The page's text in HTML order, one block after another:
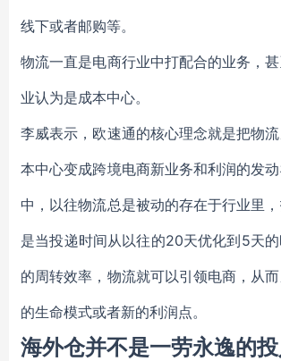
线下或者邮购等。
物流一直是电商行业中打配合的业务，
业认为是成本中心。
李威表示，欧速通的核心理念就是把物
本中心变成跨境电商新业务和利润的发
中，以往物流总是被动的存在于行业里
是当投递时间从以往的20天优化到5天
的周转效率，物流就可以引领电商，从
的生命模式或者新的利润点。
海外仓并不是一劳永逸的